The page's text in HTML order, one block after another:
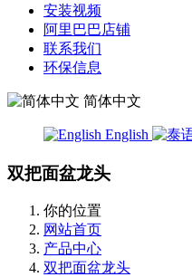
安装视频
阿里巴巴店铺
联系我们
环保信息
简体中文
English
双把面盆龙头
你的位置
网站首页
产品中心
双把面盆龙头